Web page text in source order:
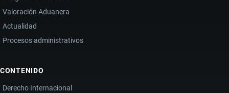
Valoración Aduanera
Actualidad
Procesos administrativos
CONTENIDO
Derecho Internacional